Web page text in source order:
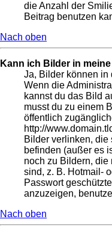
die Anzahl der
Beitrag benutzen
Nach oben
Kann ich Bilder in
Ja, Bilder können in
Wenn die
kannst du das Bild
musst du zu einem
öffentlich
http://
Bilder verlinken,
befinden (außer es
noch zu Bildern, die
sind, z. B. Hotmail-
Passwort
anzuzeigen,
Nach oben